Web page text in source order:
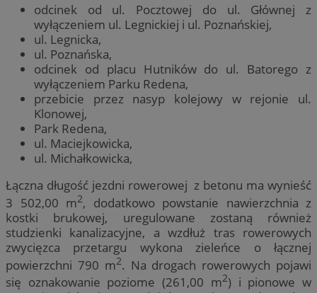
odcinek od ul. Pocztowej do ul. Głównej z
wyłączeniem ul. Legnickiej i ul. Poznańskiej,
ul. Legnicka,
ul. Poznańska,
odcinek od placu Hutników do ul. Batorego z
wyłączeniem Parku Redena,
przebicie przez nasyp kolejowy w rejonie ul.
Klonowej,
Park Redena,
ul. Maciejkowicka,
ul. Michałkowicka,
Łączna długość jezdni rowerowej z betonu ma wynieść
3 502,00 m2, dodatkowo powstanie nawierzchnia z
kostki brukowej, uregulowane zostaną również
studzienki kanalizacyjne, a wzdłuż tras rowerowych
zwycięzca przetargu wykona zieleńce o łącznej
powierzchni 790 m2. Na drogach rowerowych pojawi
się oznakowanie poziome (261,00 m2) i pionowe w